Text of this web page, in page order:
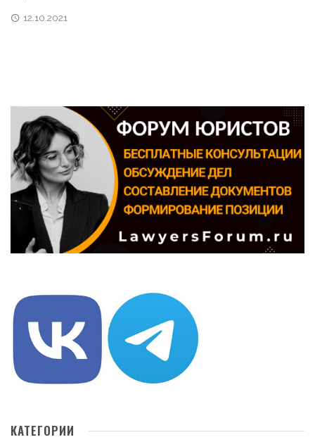
12.10.2021
КАТЕГОРИИ